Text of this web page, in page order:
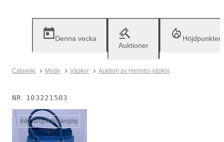
Denna vecka
Auktioner
Höjdpunkter
Catawiki Mode Väskor Auktion av Hermès-väskor
NR 103221503
Inte längre tillgänglig